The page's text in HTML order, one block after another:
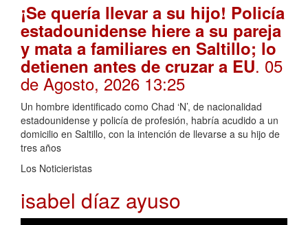
¡Se quería llevar a su hijo! Policía
estadounidense hiere a su pareja
y mata a familiares en Saltillo; lo
detienen antes de cruzar a EU. 05
de Agosto, 2026 13:25
Un hombre identificado como Chad ‘N’, de nacionalidad
estadounidense y policía de profesión, habría acudido a un
domicilio en Saltillo, con la intención de llevarse a su hijo de
tres años
Los Noticieristas
isabel díaz ayuso